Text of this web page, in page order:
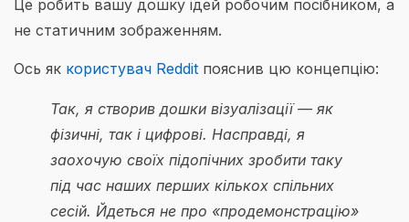
Це робить вашу дошку ідей робочим посібником, а
не статичним зображенням.
Ось як користувач Reddit пояснив цю концепцію:
Так, я створив дошки візуалізації — як
фізичні, так і цифрові. Насправді, я
заохочую своїх підопічних зробити таку
під час наших перших кількох спільних
сесій. Йдеться не про «продемонстрацію»